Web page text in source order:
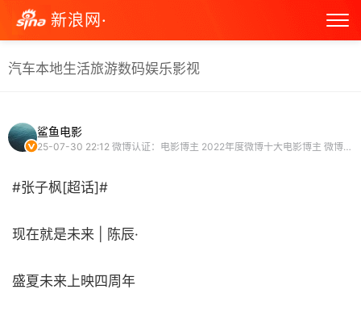
新浪网·
汽车本地生活旅游数码娱乐影视
鲨鱼电影
25-07-30 22:12 微博认证：电影博主 2022年度微博十大电影博主 微博剪辑视频博主
#张子枫[超话]#
现在就是未来 | 陈辰·
盛夏未来上映四周年